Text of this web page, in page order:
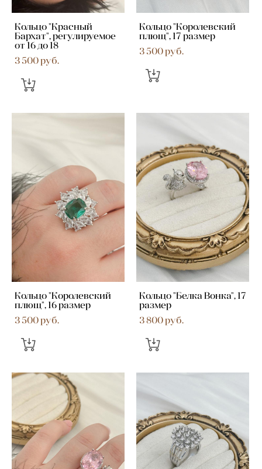
Кольцо "Красный
Бархат", регулируемое
от 16 до 18
3 500 pуб.
Кольцо "Королевский
плющ", 17 размер
3 500 pуб.
Кольцо "Королевский
плющ", 16 размер
3 500 pуб.
Кольцо "Белка Вонка", 17
размер
3 800 pуб.